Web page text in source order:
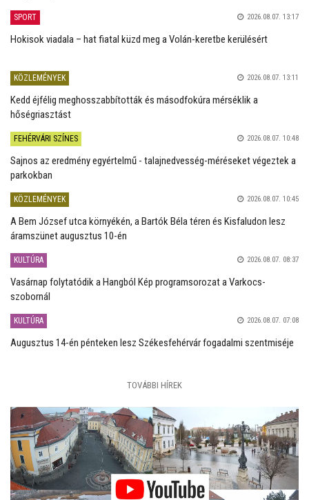
SPORT 2026.08.07. 13:17
Hokisok viadala – hat fiatal küzd meg a Volán-keretbe kerülésért
KÖZLEMÉNYEK 2026.08.07. 13:11
Kedd éjfélig meghosszabbították és másodfokúra mérséklik a
hőségriasztást
FEHÉRVÁRI SZÍNES 2026.08.07. 10:48
Sajnos az eredmény egyértelmű - talajnedvesség-méréseket végeztek a
parkokban
KÖZLEMÉNYEK 2026.08.07. 10:45
A Bem József utca környékén, a Bartók Béla téren és Kisfaludon lesz
áramszünet augusztus 10-én
KULTÚRA 2026.08.07. 08:37
Vasárnap folytatódik a Hangból Kép programsorozat a Varkocs-
szobornál
KULTÚRA 2026.08.07. 07:08
Augusztus 14-én pénteken lesz Székesfehérvár fogadalmi szentmiséje
TOVÁBBI HÍREK